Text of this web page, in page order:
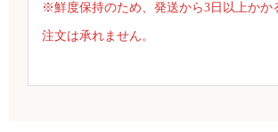
※鮮度保持のため、発送から3日以上かか
注文は承れません。